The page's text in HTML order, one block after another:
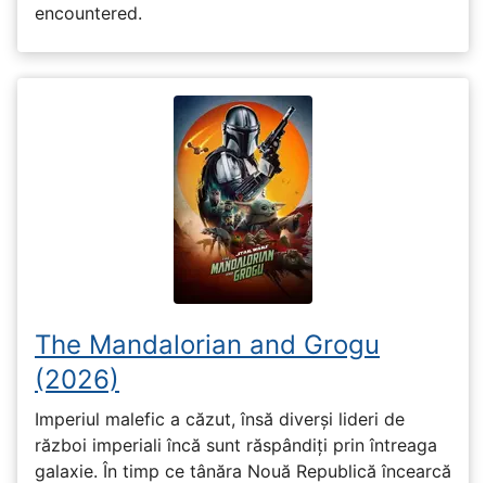
encountered.
The Mandalorian and Grogu
(2026)
Imperiul malefic a căzut, însă diverși lideri de
război imperiali încă sunt răspândiți prin întreaga
galaxie. În timp ce tânăra Nouă Republică încearcă